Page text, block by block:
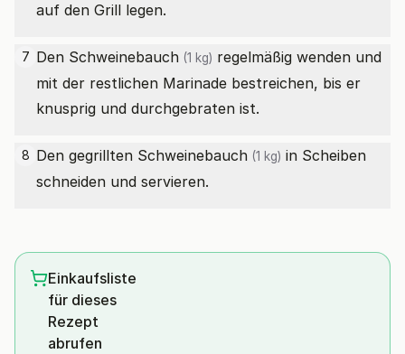
auf den Grill legen.
7 Den Schweinebauch (1 kg) regelmäßig wenden und
mit der restlichen Marinade bestreichen, bis er
knusprig und durchgebraten ist.
8 Den gegrillten Schweinebauch (1 kg) in Scheiben
schneiden und servieren.
Einkaufsliste
für dieses
Rezept
abrufen